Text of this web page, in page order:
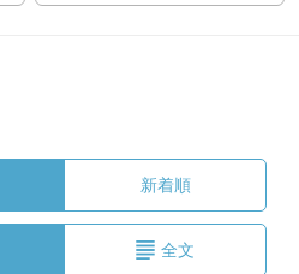
新着順
全文